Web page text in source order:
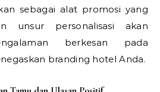
sebagai alat promosi yang
unsur personalisasi akan
berkesan pada
branding hotel Anda.